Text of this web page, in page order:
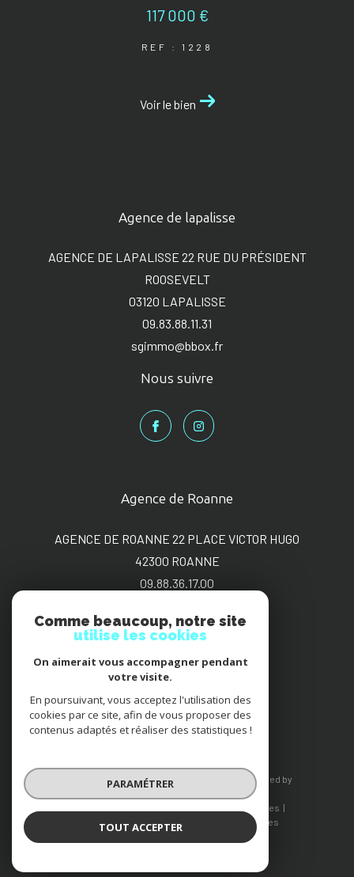
117 000 €
REF : 1228
Voir le bien
Agence de Roanne
AGENCE DE ROANNE 22 PLACE VICTOR HUGO
42300
ROANNE
09.88.36.17.00
Agence de lapalisse
AGENCE DE LAPALISSE 22 RUE DU PRÉSIDENT
ROOSEVELT
03120
LAPALISSE
09.83.88.11.31
sgimmo@bbox.fr
Nous suivre
Adhérents
© 2026 | Tous droits réservés | Traduction powered by
Mentions légales
Admin
Nos liens Politique RGPD Cookies
Comme beaucoup, notre site
utilise les cookies
On aimerait vous accompagner pendant
votre visite.
En poursuivant, vous acceptez l'utilisation des
cookies par ce site, afin de vous proposer des
contenus adaptés et réaliser des statistiques !
PARAMÉTRER
TOUT ACCEPTER